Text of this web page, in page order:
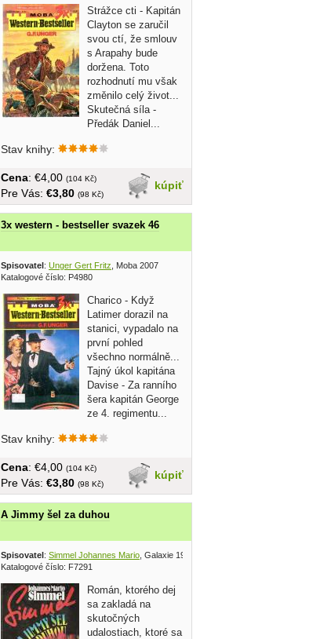
Strážce cti - Kapitán
Clayton se zaručil
svou ctí, že smlouv
s Arapahy bude
doržena. Toto
rozhodnutí mu však
změnilo celý život...
Skutečná síla -
Předák Daniel...
Stav knihy:
kúpiť
Cena: €4,00 (104 Kč)
Pre Vás: €3,80 (98 Kč)
3x western - bestseller svazek 46
Spisovatel: Unger Gert Fritz , Moba 2007
Katalogové číslo: P4980
Charico - Když
Latimer dorazil na
stanici, vypadalo na
první pohled
všechno normálně...
Tajný úkol kapitána
Davise - Za ranního
šera kapitán George
ze 4. regimentu...
Stav knihy:
kúpiť
Cena: €4,00 (104 Kč)
Pre Vás: €3,80 (98 Kč)
A Jimmy šel za duhou
Spisovatel: Simmel Johannes Mario , Galaxie 1991
Katalogové číslo: F7291
Román, ktorého dej
sa zakladá na
skutočných
udalostiach, ktoré sa